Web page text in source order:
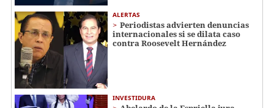
ALERTAS
Periodistas advierten denuncias
internacionales si se dilata caso
contra Roosevelt Hernández
INVESTIDURA